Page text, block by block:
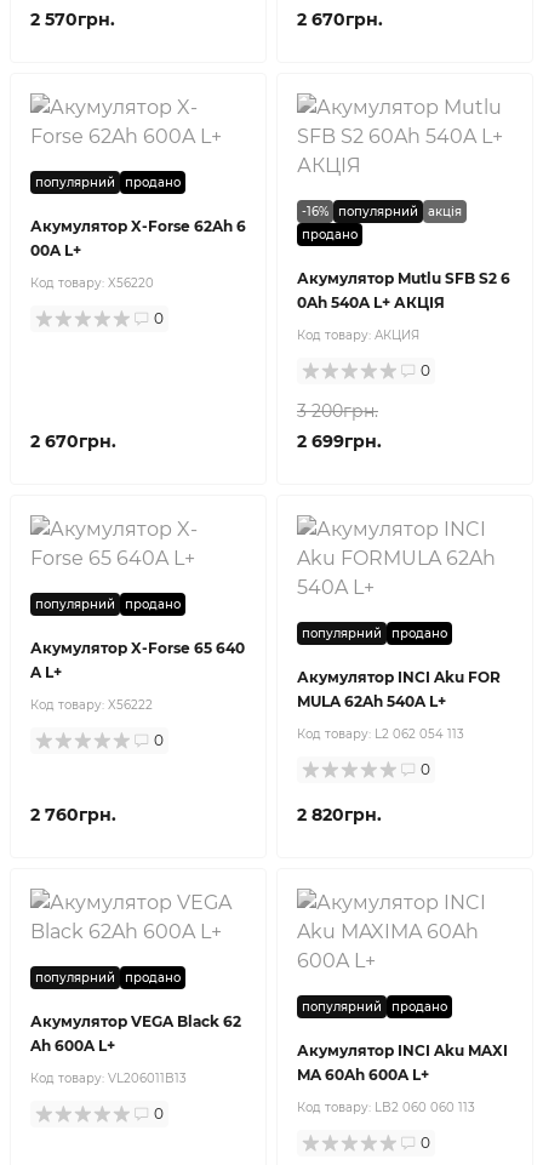
2 570грн. 2 670грн.
популярний продано
Акумулятор X-Forse 62Ah 6
00A L+
Код товару: X56220
0
2 670грн.
-16% популярний
акція
продано
Акумулятор Mutlu SFB S2 6
0Ah 540A L+ АКЦІЯ
Код товару: АКЦИЯ
0
3 200грн.
2 699грн.
популярний продано
Акумулятор X-Forse 65 640
A L+
Код товару: X56222
0
2 760грн.
популярний продано
Акумулятор INCI Aku FOR
MULA 62Ah 540A L+
Код товару: L2 062 054 113
0
2 820грн.
популярний продано
Акумулятор VEGA Black 62
Ah 600A L+
Код товару: VL206011B13
0
популярний продано
Акумулятор INCI Aku MAXI
MA 60Ah 600A L+
Код товару: LB2 060 060 113
0